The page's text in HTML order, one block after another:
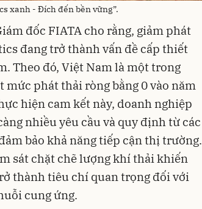
xanh - Đích đến bền vững”.
đốc FIATA cho rằng, giảm phát
đang trở thành vấn đề cấp thiết
Theo đó, Việt Nam là một trong
mức phát thải ròng bằng 0 vào năm
hiện cam kết này, doanh nghiệp
nhiều yêu cầu và quy định từ các
bảo khả năng tiếp cận thị trường.
sát chặt chẽ lượng khí thải khiến
thành tiêu chí quan trọng đối với
cung ứng.